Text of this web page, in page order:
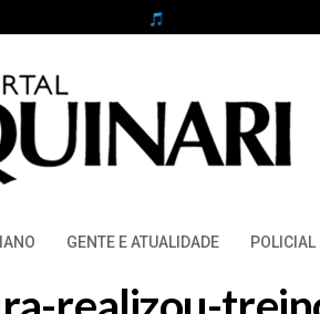
GENTE E ATUALIDADE POLICIAL